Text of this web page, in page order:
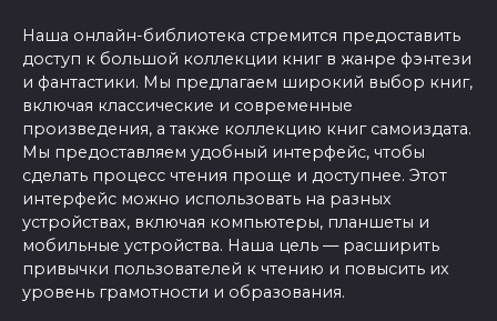
Наша онлайн-библиотека стремится предоставить
доступ к большой коллекции книг в жанре фэнтези
и фантастики. Мы предлагаем широкий выбор книг,
включая классические и современные
произведения, а также коллекцию книг самоиздата.
Мы предоставляем удобный интерфейс, чтобы
сделать процесс чтения проще и доступнее. Этот
интерфейс можно использовать на разных
устройствах, включая компьютеры, планшеты и
мобильные устройства. Наша цель — расширить
привычки пользователей к чтению и повысить их
уровень грамотности и образования.